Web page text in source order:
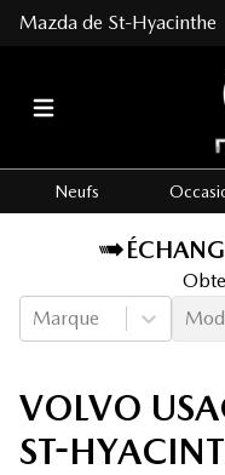
Mazda de St-Hyacinthe
Neufs
Marque
VOLVO
ST-